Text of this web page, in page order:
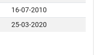
16-07-2010
25-03-2020